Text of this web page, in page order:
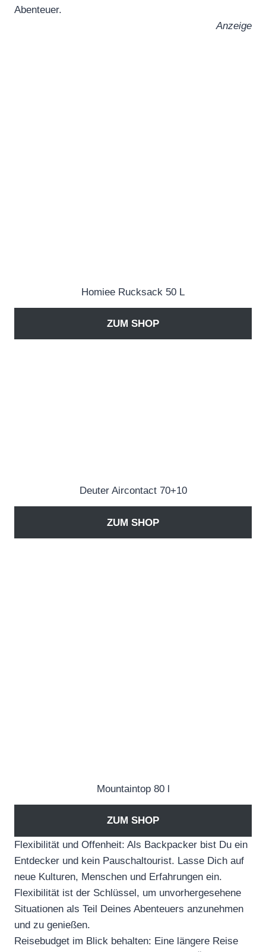
Abenteuer.
Anzeige
Homiee Rucksack 50 L
ZUM SHOP
Deuter Aircontact 70+10
ZUM SHOP
Mountaintop 80 l
ZUM SHOP
Flexibilität und Offenheit: Als Backpacker bist Du ein
Entdecker und kein Pauschaltourist. Lasse Dich auf
neue Kulturen, Menschen und Erfahrungen ein.
Flexibilität ist der Schlüssel, um unvorhergesehene
Situationen als Teil Deines Abenteuers anzunehmen
und zu genießen.
Reisebudget im Blick behalten: Eine längere Reise